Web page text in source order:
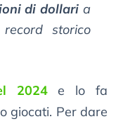
di dollari a
storico
2024e lo fa
giocati. Per dare